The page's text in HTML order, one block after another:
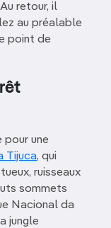
retour, il
au préalable
point de
une
Tijuca, qui
ruisseaux
sommets
Nacional da
jungle